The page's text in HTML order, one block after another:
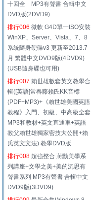
十回全 MP3有聲書 合輯中文
DVD版(2DVD9)
排行006 微軟 G4D單一ISO安裝
WinXP、Server、Vista、7、8
系統隨身硬碟v3 更新至2013.7
月 繁體中文DVD9版(4DVD9)
(USB隨身碟也可用)
排行007 賴世雄數套英文教學合
輯([英語]常春藤賴氏KK音標
(PDF+MP3)+《賴世雄美國英語
教程》入門、初級、中高級全套
MP3和教材+英文直通車+英語
教父賴世雄獨家密技大公開+賴
氏英文文法) 教學DVD版
排行008 超強整合 蔣勳美學系
列講座+文學之美+美的沉思有
聲書系列 MP3有聲書 合輯中文
DVD9版(3DVD9)